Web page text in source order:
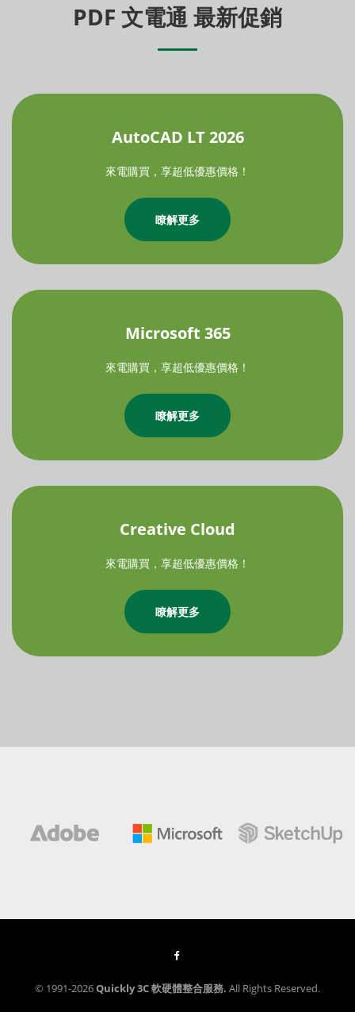
PDF 文電通 最新促銷
AutoCAD LT 2026
來電購買，享超低優惠價格！
瞭解更多
Microsoft 365
來電購買，享超低優惠價格！
瞭解更多
Creative Cloud
來電購買，享超低優惠價格！
瞭解更多
© 1991-2026Quickly 3C 軟硬體整合服務. All Rights Reserved.